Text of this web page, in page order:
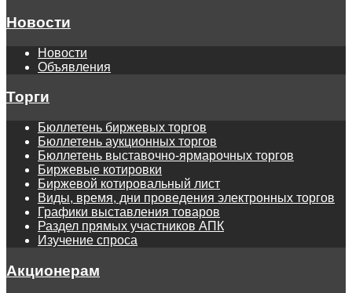
Новости
Новости
Объявления
Торги
Бюллетень биржевых торгов
Бюллетень аукционных торгов
Бюллетень выставочно-ярмарочных торгов
Биржевые котировки
Биржевой котировальный лист
Виды, время, дни проведения электронных торгов
Графики выставления товаров
Раздел прямых участников АПК
Изучение спроса
Акционерам